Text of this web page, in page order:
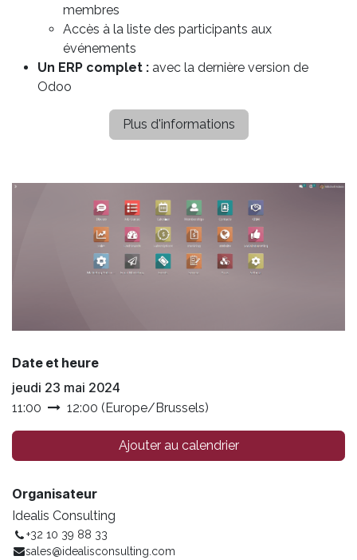
membres
Accès à la liste des participants aux
événements
Un ERP complet : avec la dernière version de
Odoo
Plus d'informations
Date et heure
jeudi 23 mai 2024
11:00 12:00 ( Europe/Brussels)
Ajouter au calendrier
Organisateur
Idealis Consulting
+32 10 39 88 33
sales@idealisconsulting.com